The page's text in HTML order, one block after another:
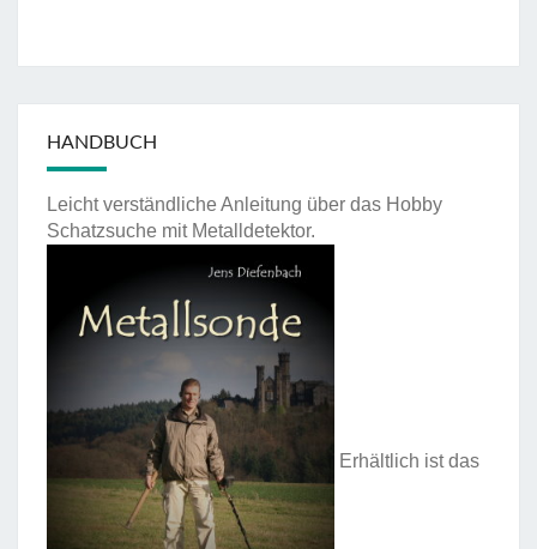
HANDBUCH
Leicht verständliche Anleitung über das Hobby
Schatzsuche mit Metalldetektor.
Erhältlich ist das